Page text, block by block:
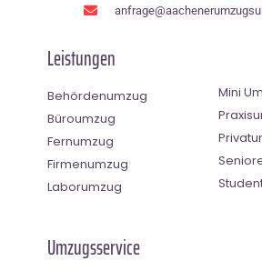
Leistungen
Behördenumzug
Büroumzug
Fernumzug
Firmenumzug
Laborumzug
Mini
Umzugsservice